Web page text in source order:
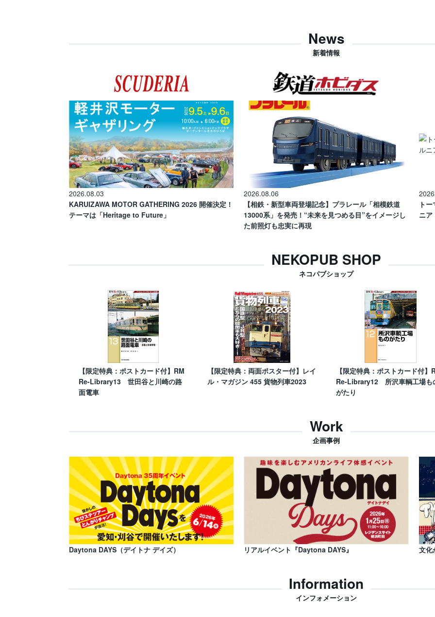
News
新着情報
2026.08.03
KARUIZAWA MOTOR GATHERING 2026 開催決定！
テーマは「Heritage to Future」
2026.08.06
【相鉄・新型車両登場記念】プラレール「相模鉄道
13000系」を発売！“未来を見つめる目”をイメージし
た前照灯も忠実に再現
ト
ニア
NEKOPUB SHOP
ネコパブショップ
【限定特典：ポストカード付】RM
Re-Library13 世田谷と川崎の路
面電車
【限定特典：両面ポスター付】レイ
ル・マガジン 455 貨物列車2023
【限定特典：ポストカード付】
Re-Library12 所沢車輌工場も
がたり
Work
企画事例
Daytona DAYS（デイトナ デイズ） リアルイベント『Daytona DAYS』 文化
Information
インフォメーション